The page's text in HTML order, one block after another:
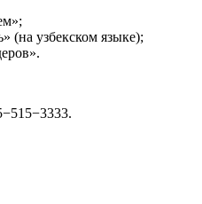
(на узбекском языке);